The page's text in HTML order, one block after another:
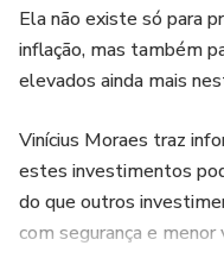
Ela não existe só para
inflação, mas também
elevados ainda mais
Vinícius Moraes traz
estes investimentos
do que outros
com segurança e